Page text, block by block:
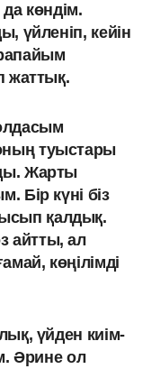
да көндім.
үйленіп, кейін
жаттық.
туыстары
Жарты
Бір күні біз
қалдық.
айтты, ал
көңілімді
үйден киім-
Әрине ол